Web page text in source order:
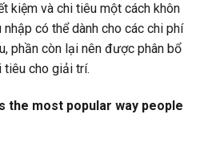
kiệm và chi tiêu một cách khôn
có thể dành cho các chi phí
phần còn lại nên được phân bổ
tiêu cho giải trí.
the most popular way people